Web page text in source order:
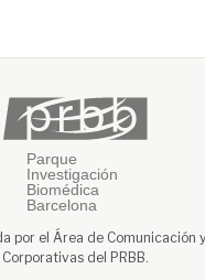
por el Área de Comunicación
Corporativas del PRBB.